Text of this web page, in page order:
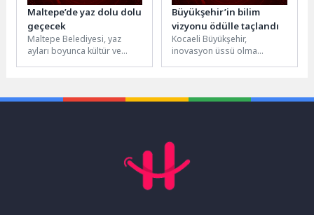
Maltepe’de yaz dolu dolu
geçecek
Maltepe Belediyesi, yaz
ayları boyunca kültür ve
Büyükşehir’in bilim
vizyonu ödülle taçlandı
Kocaeli Büyükşehir,
inovasyon üssü olma
TÜBİTEM 2026 -...